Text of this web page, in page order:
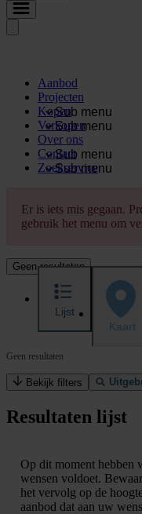
Aanbod
Projecten
Sub menu
Kopen
Sub menu
Verkopen
Over ons
Sub menu
Contact
Sub menu
Zoekservice
Er is iets mis gegaan.
gebruik het menu om
Geen resultaten
Lijst
Kaart
Geen resultaten
Bekijk filters
Resultaten lijst
Op dit moment hebben
wensen voldoet.
het vervolg op de
aanbod dat aan uw